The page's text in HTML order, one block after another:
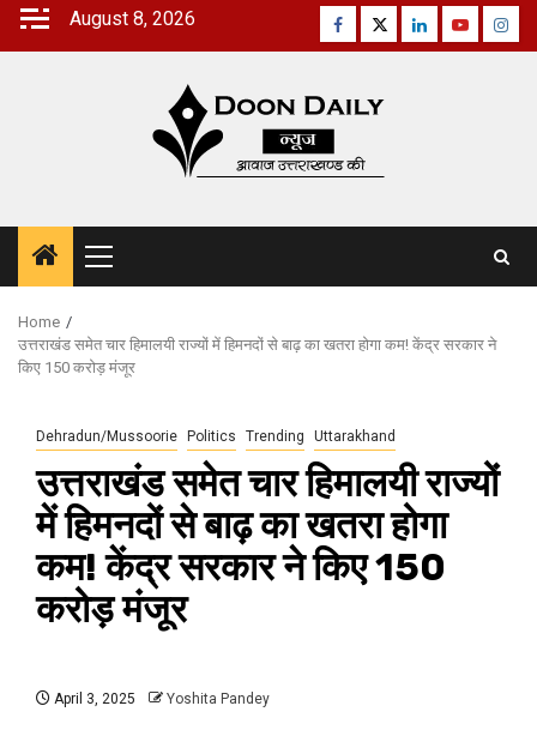
Skip
August 8, 2026 Facebook
TwitterLinkedinYoutube
Primary
Menu
Home
उत्तराखंड समेत चार हिमालयी राज्यों में हिमनदों से बाढ़ का खतरा होगा कम! केंद्र सरकार ने
किए 150 करोड़ मंजूर
Dehradun/Mussoorie Politics Trending Uttarakhand
उत्तराखंड समेत चार हिमालयी राज्यों
में हिमनदों से बाढ़ का खतरा होगा
कम! केंद्र सरकार ने किए 150
करोड़ मंजूर
April 3, 2025 Yoshita Pandey